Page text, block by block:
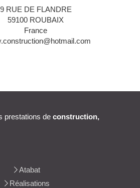
9 RUE DE FLANDRE
59100 ROUBAIX
France
prestations de construction,
Atabat
Réalisations